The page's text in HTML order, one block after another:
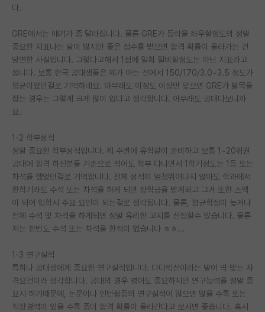
다.
GRE에서는 얘기가 좀 달라집니다. 물론 GRE가 등락을 좌우할정도의 정말
중요한 지표냐는 말이 많지만 좋은 점수를 받으면 합격 확률이 올라가는 건
당연한 사실입니다. 그렇다고해서 1점에 일희 일비할정도는 아닌 지표라고
봅니다. 보통 한국 공대생들은 제가 아는 선에서 150/170/3.0~3.5 정도가
평균이었던걸로 기억하네요. 아무래도 이정도 이상만 맞으면 GRE가 발목을
잡는 경우는 그렇게 크게 많이 없다고 생각합니다. 아무래도 공대다보니까
요.
1-2 학부성적
정말 중요한 학부성적입니다. 제 주변에 유학같이 준비하고 보통 1~20위권
공대에 합격 하신분들 기준으로 적어도 학부 다니면서 1학기정도는 1등 또는
차석을 했었던걸로 기억합니다. 전체 성적이 엄청뛰어나지 않아도 학과에서
한학기라도 수석 또는 차석을 하게 되면 장학금을 받게되고 그거 또한 스펙
이 되어 입학시 주요 요인이 되는걸로 생각됩니다. 물론, 평균학점이 높거나
전체 수석 및 차석을 하게되면 정말 유리한 고지를 선점할수 있습니다. 물론
저는 한번도 수석 또는 차석을 한적이 없습니다 ㅎㅎ...
1-3 연구실적
특히나 공대생에게 중요한 연구실적입니다. 다다익선이라는 말이 딱 맞는 자
격요건이라 생각합니다. 공대의 경우 영어도 중요하지만 연구능력을 정말 중
요시 하기때문에, 논문이나 인턴쉽등의 연구실적이 많으면 많을 수록 또는
직장경력이 있을 수록 좀더 합격 확률이 올라간다고 보시면 좋습니다. 혹시